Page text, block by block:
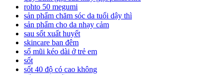
rohto 50 megumi
sản phẩm chăm sóc da tuổi dậy thì
sản phẩm cho da nhạy cảm
sau sốt xuất huyết
skincare ban đêm
sổ mũi kéo dài ở trẻ em
sốt
sốt 40 độ có cao không